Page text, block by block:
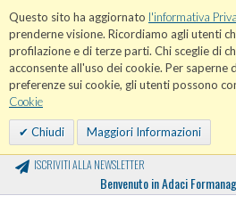
Questo sito ha aggiornato l'informativa
prenderne visione. Ricordiamo agli utenti
profilazione e di terze parti. Chi sceglie di
acconsente all'uso dei cookie. Per saperne
preferenze sui cookie, gli utenti possono
Cookie
Chiudi Maggiori Informazioni
ISCRIVITI ALLA NEWSLETTER
Benvenuto in Adaci